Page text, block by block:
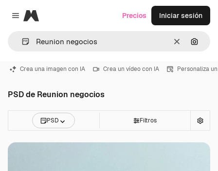
Close menu
Magnific
Borrar
Precios Iniciar sesión
Crea una imagen con IA Crea un vídeo con IA Personaliza
PSD de Reunion negocios
PSD Filtros